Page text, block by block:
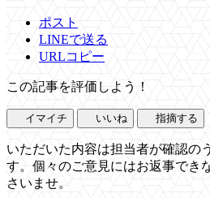
ポスト
LINEで送る
URLコピー
この記事を評価しよう！
イマイチ いいね 指摘する
いただいた内容は担当者が確認の
す。個々のご意見にはお返事でき
さいませ。